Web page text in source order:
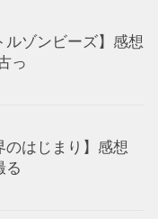
ゾンビーズ】感想
っ
はじまり】感想
る